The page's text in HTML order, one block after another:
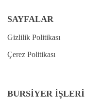
SAYFALAR
Gizlilik Politikası
Çerez Politikası
BURSİYER İŞLERİ